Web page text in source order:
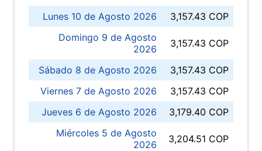
Lunes 10 de Agosto 2026
3,157.43 COP
Domingo 9 de Agosto
2026
3,157.43 COP
Sábado 8 de Agosto 2026
3,157.43 COP
Viernes 7 de Agosto 2026
3,157.43 COP
Jueves 6 de Agosto 2026
3,179.40 COP
Miércoles 5 de Agosto
2026
3,204.51 COP